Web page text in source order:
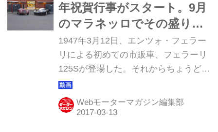
年祝賀行事がスタート。9月
のマラネッロでその盛り上
がりは最高潮に！
1947年3月12日、エンツォ・フェラー
リによる初めての市販車、フェラーリ
125Sが登場した。それからちょうど
70年となる日に、公式祝賀行事がスタ
ートした。
Webモーターマガジン編集部